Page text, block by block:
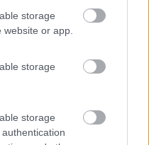
storage
or app.
storage
storage